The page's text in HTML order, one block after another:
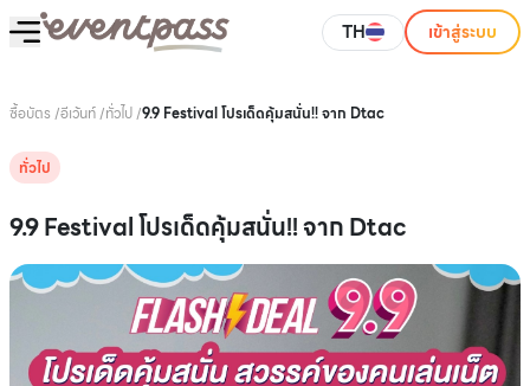
TH เข้าสู่ระบบ
ซื้อบัตร /อีเว้นท์/ทั่วไป/9.9 Festival โปรเด็ดคุ้มสนั่น!! จาก Dtac
ทั่วไป
9.9 Festival โปรเด็ดคุ้มสนั่น!! จาก Dtac